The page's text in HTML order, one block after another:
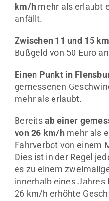
km/h mehr als erlaubt
anfällt.
Zwischen 11 und 15
Bußgeld von 50 Euro
Einen Punkt in
gemessenen
mehr als erlaubt.
Bereitsab einer
von 26 km/hmehr als
Fahrverbot von einem
Dies ist in der Regel
es zu einem
innerhalb eines Jahres
26 km/h erhöhte